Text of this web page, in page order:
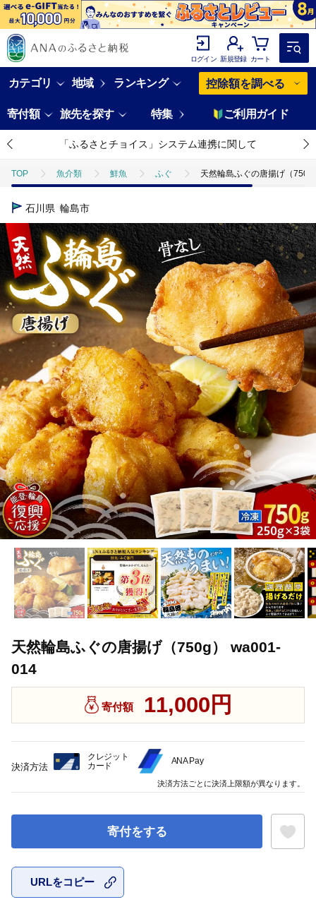
ログイン 新規登録 カート
カテゴリ 地域 ランキング 控除額を調べる
寄付額 旅先を探す 特集 ご利用ガイド
「ふるさとチョイス」システム連携に関して
TOP 魚介類 鮮魚 ふぐ 天然輪島ふぐの唐揚げ（
石川県 輪島市
天然輪島ふぐの唐揚げ（750g） wa001-
014
寄付額 11,000円
寄付をする
URLをコピー
決済方法
クレジット
カード
ANA Pay
決済方法ごとに決済上限額が異なります。